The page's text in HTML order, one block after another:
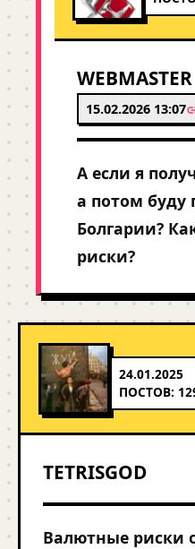
WEBMASTER
15.02.2026 13:07
А если я
а потом буду
Болгарии?
риски?
24.01.2025
ПОСТОВ:
TETRISGOD
Валютные риски